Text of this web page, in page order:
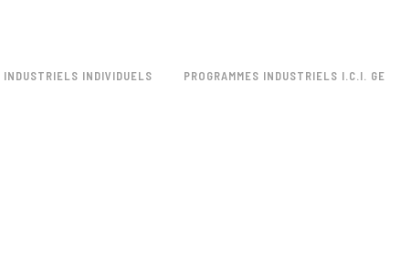
INDIVIDUELS PROGRAMMES INDUSTRIELS I.C.I. GE